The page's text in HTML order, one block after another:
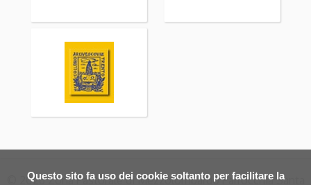
Questo sito fa uso dei cookie soltanto per facilitare la
© 2026 Zona Pastorale di Mezzolombardo Parrocchia Santa